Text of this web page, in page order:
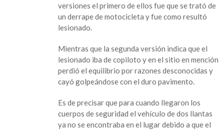
versiones el primero de ellos fue que se trató de
un derrape de motocicleta y fue como resultó
lesionado.
Mientras que la segunda versión indica que el
lesionado iba de copiloto y en el sitio en mención
perdió el equilibrio por razones desconocidas y
cayó golpeándose con el duro pavimento.
Es de precisar que para cuando llegaron los
cuerpos de seguridad el vehículo de dos llantas
ya no se encontraba en el lugar debido a que el